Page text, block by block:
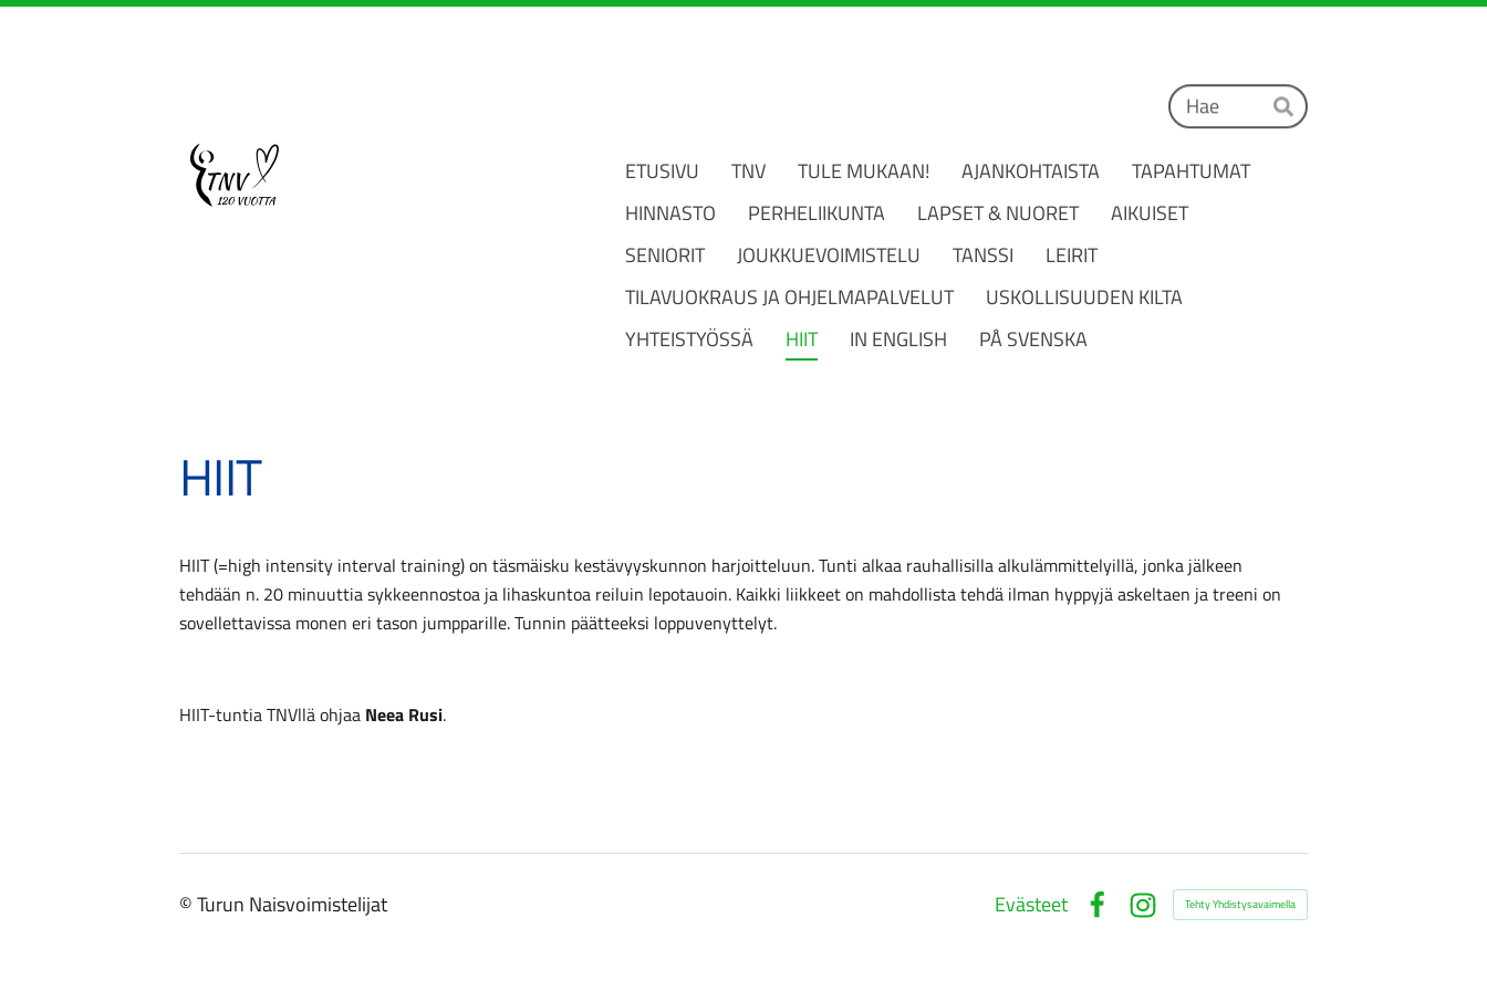
Haku
Hae
Sivuston etusivulle
ETUSIVU TNV TULE MUKAAN! AJANKOHTAISTA
TAPAHTUMAT
HINNASTO
PERHELIIKUNTA LAPSET & NUORET
AIKUISET
SENIORIT
JOUKKUEVOIMISTELU TANSSI
LEIRIT
TILAVUOKRAUS JA OHJELMAPALVELUT
USKOLLISUUDEN KILTA
YHTEISTYÖSSÄ
HIIT IN ENGLISH PÅ SVENSKA
HIIT
HIIT (=high intensity interval training) on täsmäisku kestävyyskunnon harjoitteluun. Tunti alkaa rauhallisilla alkulämmittelyillä, jonka jälkeen
tehdään n. 20 minuuttia sykkeennostoa ja lihaskuntoa reiluin lepotauoin. Kaikki liikkeet on mahdollista tehdä ilman hyppyjä askeltaen ja treeni on
sovellettavissa monen eri tason jumpparille. Tunnin päätteeksi loppuvenyttelyt.
HIIT-tuntia TNVllä ohjaa Neea Rusi.
©Turun Naisvoimistelijat Evästeet
FacebookInstagram
Tehty Yhdistysavaimella